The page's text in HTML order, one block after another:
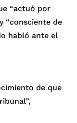
“actuó por
“consciente de
habló ante el
de que